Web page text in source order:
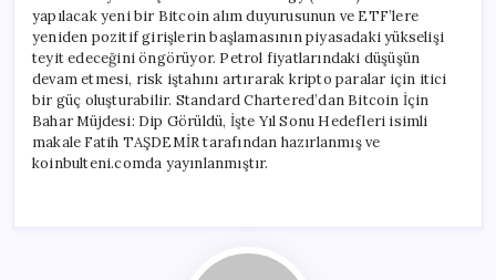
yapılacak yeni bir Bitcoin alım duyurusunun ve ETF’lere
yeniden pozitif girişlerin başlamasının piyasadaki yükselişi
teyit edeceğini öngörüyor. Petrol fiyatlarındaki düşüşün
devam etmesi, risk iştahını artırarak kripto paralar için itici
bir güç oluşturabilir. Standard Chartered’dan Bitcoin İçin
Bahar Müjdesi: Dip Görüldü, İşte Yıl Sonu Hedefleri isimli
makale Fatih TAŞDEMİR tarafından hazırlanmış ve
koinbulteni.comda yayınlanmıştır.